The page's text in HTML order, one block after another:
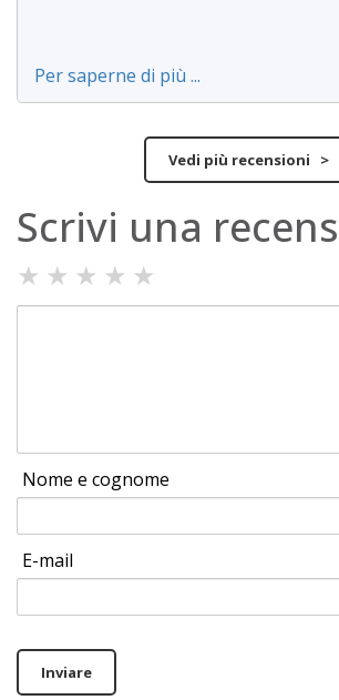
Per saperne di più ...
Vedi più recensioni >
Scrivi una
★ ★ ★ ★ ★
Nome e cognome
E-mail
Inviare